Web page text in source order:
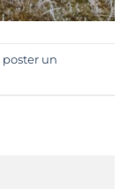
poster un